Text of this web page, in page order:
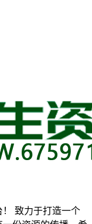
致力于打造一个